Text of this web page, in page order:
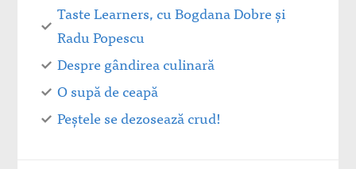
Taste Learners, cu Bogdana Dobre și
Radu Popescu
Despre gândirea culinară
O supă de ceapă
Peștele se dezosează crud!